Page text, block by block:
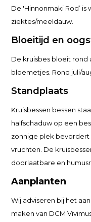
De 'Hinnonmaki Rod’
ziektes/meeldauw.
Bloeitijd en
De kruisbes bloeit
bloemetjes. Rond juli/
Standplaats
Kruisbessen bessen
halfschaduw op een
zonnige plek bevordert
vruchten. De
doorlaatbare en
Aanplanten
Wij adviseren bij het
maken van DCM